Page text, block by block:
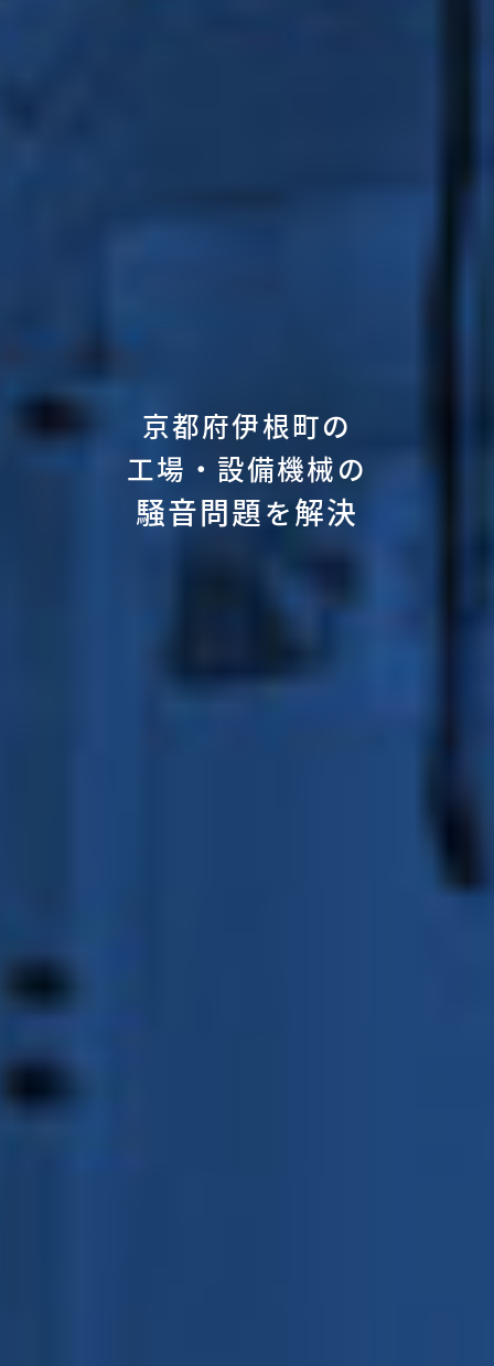
京都府伊根町の
工場・設備機械の
騒音問題を解決